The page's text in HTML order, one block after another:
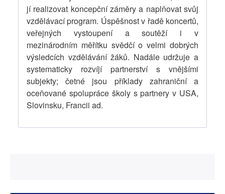
jí realizovat koncepční záměry a naplňovat svůj
vzdělávací program. Úspěšnost v řadě koncertů,
veřejných vystoupení a soutěží i v
mezinárodním měřítku svědčí o velmi dobrých
výsledcích vzdělávání žáků. Nadále udržuje a
systematicky rozvíjí partnerství s vnějšími
subjekty; četné jsou příklady zahraniční a
oceňované spolupráce školy s partnery v USA,
Slovinsku, Francii ad.